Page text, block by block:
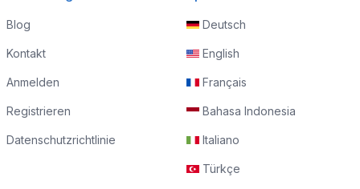
Blog
Kontakt
Anmelden
Registrieren
Datenschutzrichtlinie
Deutsch
English
Français
Bahasa Indonesia
Italiano
Türkçe